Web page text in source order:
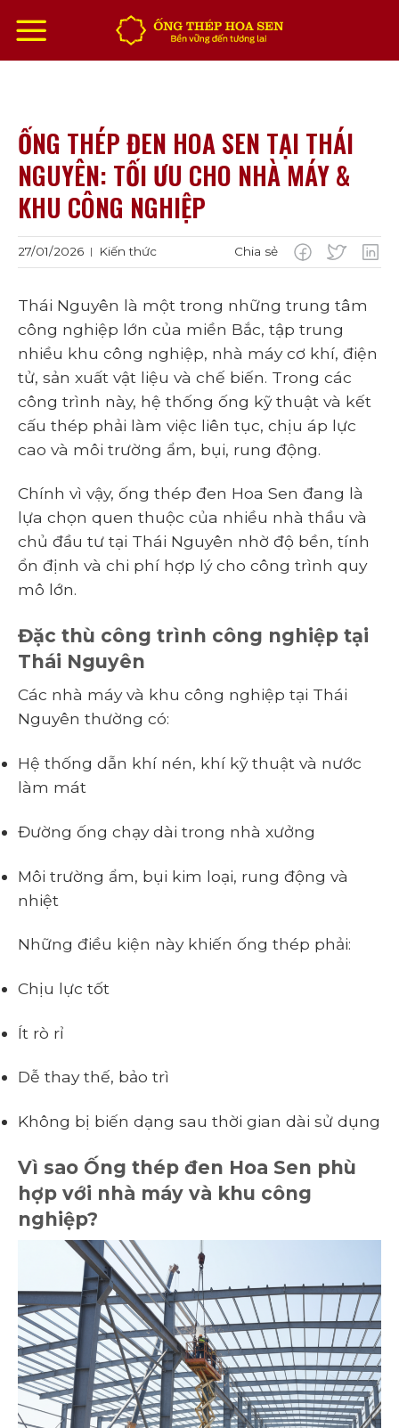
đến
nội
dung
ỐNG THÉP ĐEN HOA SEN TẠI THÁI
NGUYÊN: TỐI ƯU CHO NHÀ MÁY &
KHU CÔNG NGHIỆP
27/01/2026 | Kiến thức Chia sẻ
Thái Nguyên là một trong những trung tâm
công nghiệp lớn của miền Bắc, tập trung
nhiều khu công nghiệp, nhà máy cơ khí, điện
tử, sản xuất vật liệu và chế biến. Trong các
công trình này, hệ thống ống kỹ thuật và kết
cấu thép phải làm việc liên tục, chịu áp lực
cao và môi trường ẩm, bụi, rung động.
Chính vì vậy, ống thép đen Hoa Sen đang là
lựa chọn quen thuộc của nhiều nhà thầu và
chủ đầu tư tại Thái Nguyên nhờ độ bền, tính
ổn định và chi phí hợp lý cho công trình quy
mô lớn.
Đặc thù công trình công nghiệp tại
Thái Nguyên
Các nhà máy và khu công nghiệp tại Thái
Nguyên thường có:
Hệ thống dẫn khí nén, khí kỹ thuật và nước
làm mát
Đường ống chạy dài trong nhà xưởng
Môi trường ẩm, bụi kim loại, rung động và
nhiệt
Những điều kiện này khiến ống thép phải:
Chịu lực tốt
Ít rò rỉ
Dễ thay thế, bảo trì
Không bị biến dạng sau thời gian dài sử dụng
Vì sao Ống thép đen Hoa Sen phù
hợp với nhà máy và khu công
nghiệp?